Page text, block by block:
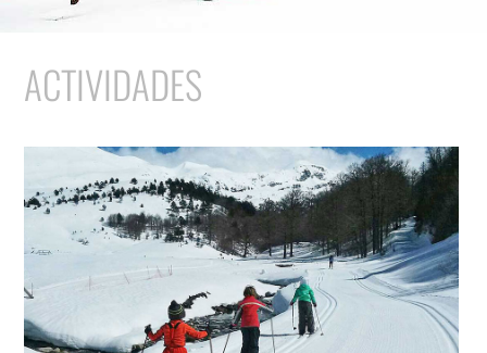
ACTIVIDADES